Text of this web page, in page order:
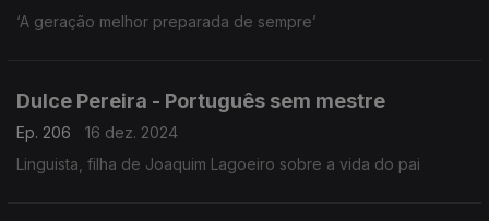
‘A geração melhor preparada de sempre’
Dulce Pereira - Português sem mestre
Ep. 206
16 dez. 2024
Linguista, filha de Joaquim Lagoeiro sobre a vida do pai